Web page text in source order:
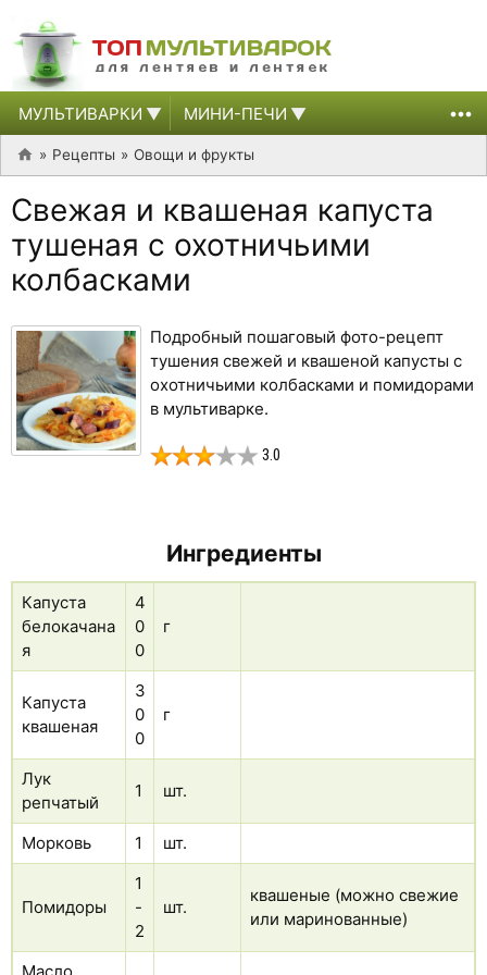
МУЛЬТИВАРКИ МИНИ-ПЕЧИ
Рецепты Овощи и фрукты
Свежая и квашеная капуста
тушеная с охотничьими
колбасками
Подробный пошаговый фото-рецепт
тушения свежей и квашеной капусты с
охотничьими колбасками и помидорами
в мультиварке.
3.0
Ингредиенты
Капуста
белокачана
я
4
0
0
г
Капуста
квашеная
3
0
0
г
Лук
репчатый
1 шт.
Морковь 1 шт.
Помидоры
1
-
2
шт.
квашеные (можно свежие
или маринованные)